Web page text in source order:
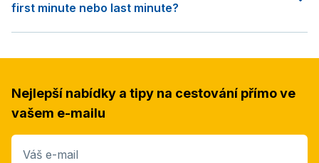
first minute nebo last minute?
Nejlepší nabídky a tipy na cestování přímo ve
vašem e-mailu
Váš e-mail